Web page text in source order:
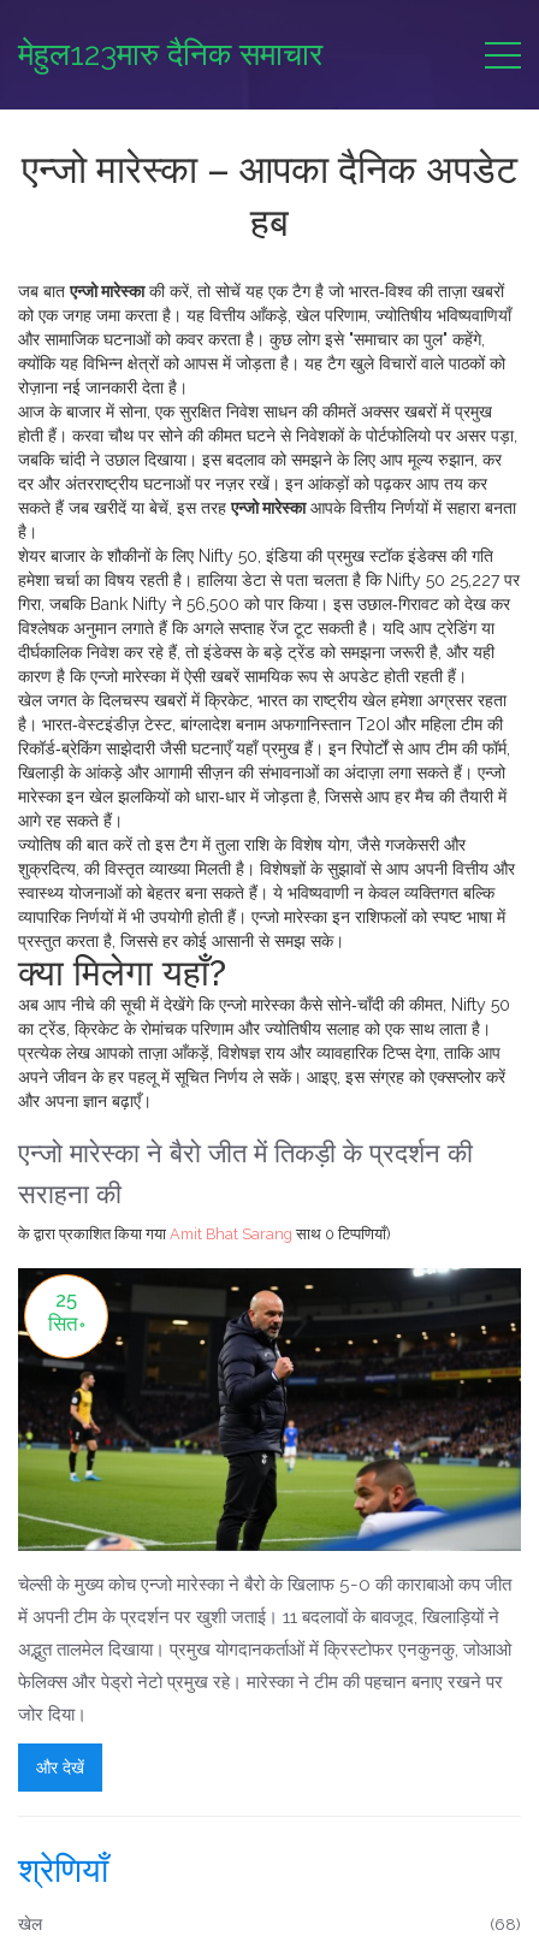
मेहुल123मारु दैनिक समाचार
एन्जो मारेस्का – आपका दैनिक अपडेट
हब
जब बातएन्जो मारेस्काकी करें, तो सोचें यह एक टैग है जो भारत‑विश्व की ताज़ा खबरों
को एक जगह जमा करता है। यह वित्तीय आँकड़े, खेल परिणाम, ज्योतिषीय भविष्यवाणियाँ
और सामाजिक घटनाओं को कवर करता है । कुछ लोग इसे "समाचार का पुल" कहेंगे,
क्योंकि यह विभिन्न क्षेत्रों को आपस में जोड़ता है। यह टैग खुले विचारों वाले पाठकों को
रोज़ाना नई जानकारी देता है।
आज के बाजार मेंसोना, एक सुरक्षित निवेश साधन की कीमतें अक्सर खबरों में प्रमुख
होती हैं। करवा चौथ पर सोने की कीमत घटने से निवेशकों के पोर्टफोलियो पर असर पड़ा,
जबकि चांदी ने उछाल दिखाया। इस बदलाव को समझने के लिए आप मूल्य रुझान, कर
दर और अंतरराष्ट्रीय घटनाओं पर नज़र रखें। इन आंकड़ों को पढ़कर आप तय कर
सकते हैं जब खरीदें या बेचें, इस तरहएन्जो मारेस्काआपके वित्तीय निर्णयों में सहारा बनता
है।
शेयर बाजार के शौकीनों के लिए Nifty 50 इंडिया की प्रमुख स्टॉक इंडेक्सकी गति
हमेशा चर्चा का विषय रहती है। हालिया डेटा से पता चलता है कि Nifty 50 25,227 पर
गिरा, जबकि Bank Nifty ने 56,500 को पार किया। इस उछाल‑गिरावट को देख कर
विश्लेषक अनुमान लगाते हैं कि अगले सप्ताह रेंज टूट सकती है। यदि आप ट्रेडिंग या
दीर्घकालिक निवेश कर रहे हैं, तो इंडेक्स के बड़े ट्रेंड को समझना जरूरी है, और यही
कारण है कि एन्जो मारेस्का में ऐसी खबरें सामयिक रूप से अपडेट होती रहती हैं।
खेल जगत के दिलचस्प खबरों मेंक्रिकेट भारत का राष्ट्रीय खेलहमेशा अग्रसर रहता
है। भारत‑वेस्टइंडीज़ टेस्ट, बांग्लादेश बनाम अफगानिस्तान T20I और महिला टीम की
रिकॉर्ड‑ब्रेकिंग साझेदारी जैसी घटनाएँ यहाँ प्रमुख हैं। इन रिपोर्टों से आप टीम की फॉर्म,
खिलाड़ी के आंकड़े और आगामी सीज़न की संभावनाओं का अंदाज़ा लगा सकते हैं। एन्जो
मारेस्का इन खेल झलकियों को धारा‑धार में जोड़ता है, जिससे आप हर मैच की तैयारी में
आगे रह सकते हैं।
ज्योतिष की बात करें तो इस टैग में तुला राशि के विशेष योग, जैसे गजकेसरी और
शुक्रदित्य, की विस्तृत व्याख्या मिलती है। विशेषज्ञों के सुझावों से आप अपनी वित्तीय और
स्वास्थ्य योजनाओं को बेहतर बना सकते हैं। ये भविष्यवाणी न केवल व्यक्तिगत बल्कि
व्यापारिक निर्णयों में भी उपयोगी होती हैं। एन्जो मारेस्का इन राशिफलों को स्पष्ट भाषा में
प्रस्तुत करता है, जिससे हर कोई आसानी से समझ सके।
क्या मिलेगा यहाँ?
अब आप नीचे की सूची में देखेंगे कि एन्जो मारेस्का कैसे सोने‑चाँदी की कीमत, Nifty 50
का ट्रेंड, क्रिकेट के रोमांचक परिणाम और ज्योतिषीय सलाह को एक साथ लाता है।
प्रत्येक लेख आपको ताज़ा आँकड़ें, विशेषज्ञ राय और व्यावहारिक टिप्स देगा, ताकि आप
अपने जीवन के हर पहलू में सूचित निर्णय ले सकें। आइए, इस संग्रह को एक्सप्लोर करें
और अपना ज्ञान बढ़ाएँ।
एन्जो मारेस्का ने बैरो जीत में तिकड़ी के प्रदर्शन की
सराहना की
के द्वारा प्रकाशित किया गया Amit Bhat Sarang साथ 0 टिप्पणियाँ)
25
सित॰
चेल्सी के मुख्य कोच एन्जो मारेस्का ने बैरो के खिलाफ 5-0 की काराबाओ कप जीत
में अपनी टीम के प्रदर्शन पर खुशी जताई। 11 बदलावों के बावजूद, खिलाड़ियों ने
अद्भुत तालमेल दिखाया। प्रमुख योगदानकर्ताओं में क्रिस्टोफर एनकुनकु, जोआओ
फेलिक्स और पेड्रो नेटो प्रमुख रहे। मारेस्का ने टीम की पहचान बनाए रखने पर
जोर दिया।
और देखें
श्रेणियाँ
खेल (68)